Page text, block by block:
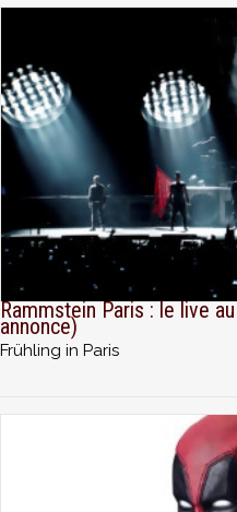
Rammstein Paris : le live
annonce)
Frühling in Paris